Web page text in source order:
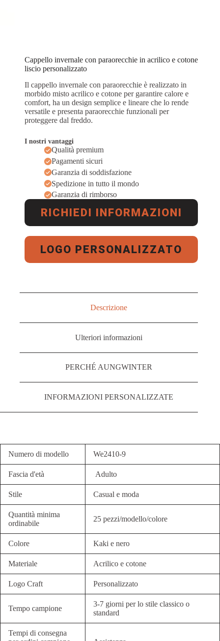
Cappello invernale con paraorecchie in acrilico e cotone
liscio personalizzato
Il cappello invernale con paraorecchie è realizzato in
morbido misto acrilico e cotone per garantire calore e
comfort, ha un design semplice e lineare che lo rende
versatile e presenta paraorecchie funzionali per
proteggere dal freddo.
I nostri vantaggi
Qualità premium
Pagamenti sicuri
Garanzia di soddisfazione
Spedizione in tutto il mondo
Garanzia di rimborso
RICHIEDI INFORMAZIONI
LOGO PERSONALIZZATO
Descrizione
Ulteriori informazioni
PERCHÉ AUNGWINTER
INFORMAZIONI PERSONALIZZATE
Numero di modello We2410-9
Fascia d'età Adulto
Stile Casual e moda
Quantità minima
ordinabile
25 pezzi/modello/colore
Colore Kaki e nero
Materiale Acrilico e cotone
Logo Craft Personalizzato
Tempo campione
3-7 giorni per lo stile classico o
standard
Tempi di consegna